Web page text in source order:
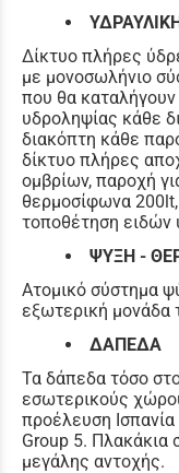
Δίκτυο πλήρες
με μονοσωλήνιο
που θα καταλήγουν
υδροληψίας κάθε
διακόπτη κάθε
δίκτυο πλήρες
ομβρίων, παροχή
θερμοσίφωνα 200lt,
τοποθέτηση ειδών
ΨΥΞΗ -
Ατομικό σύστημα
εξωτερική μονάδα
ΔΑΠΕΔΑ
Τα δάπεδα τόσο
εσωτερικούς
προέλευση Ισπανία
Group 5. Πλακάκια
μεγάλης αντοχής.